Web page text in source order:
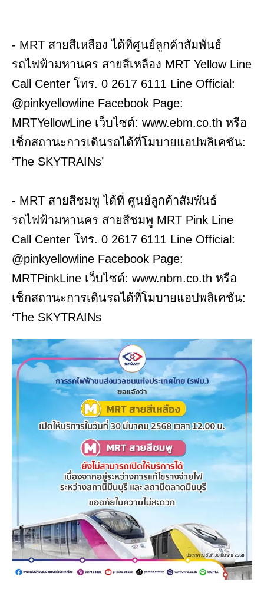
- MRT สายสีเหลือง ได้ที่ศูนย์ลูกค้าสัมพันธ์
รถไฟฟ้ามหานคร สายสีเหลือง MRT Yellow Line
Call Center โทร. 0 2617 6111 Line Official:
@pinkyellowline Facebook Page:
MRTYellowLine เว็บไซต์: www.ebm.co.th หรือ
เช็กสถานะการเดินรถได้ที่โมบายแอปพลิเคชัน:
‘The SKYTRAINs’
- MRT สายสีชมพู ได้ที่ ศูนย์ลูกค้าสัมพันธ์
รถไฟฟ้ามหานคร สายสีชมพู MRT Pink Line
Call Center โทร. 0 2617 6111 Line Official:
@pinkyellowline Facebook Page:
MRTPinkLine เว็บไซต์: www.nbm.co.th หรือ
เช็กสถานะการเดินรถได้ที่โมบายแอปพลิเคชัน:
‘The SKYTRAINs